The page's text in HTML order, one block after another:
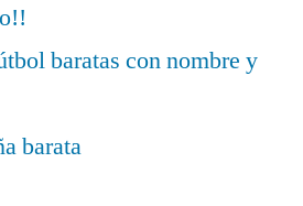
baratas con nombre y
barata